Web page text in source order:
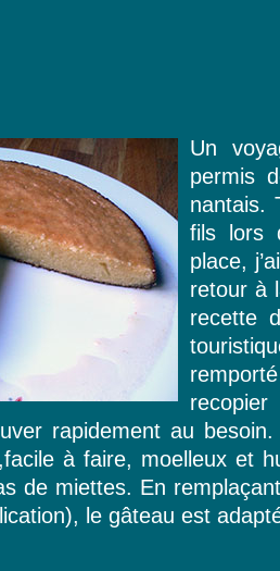
Un
permis
nantais.
fils lors
place,
retour à
recette
rapidement au
à faire, moelleux et
de miettes. En
le gâteau est